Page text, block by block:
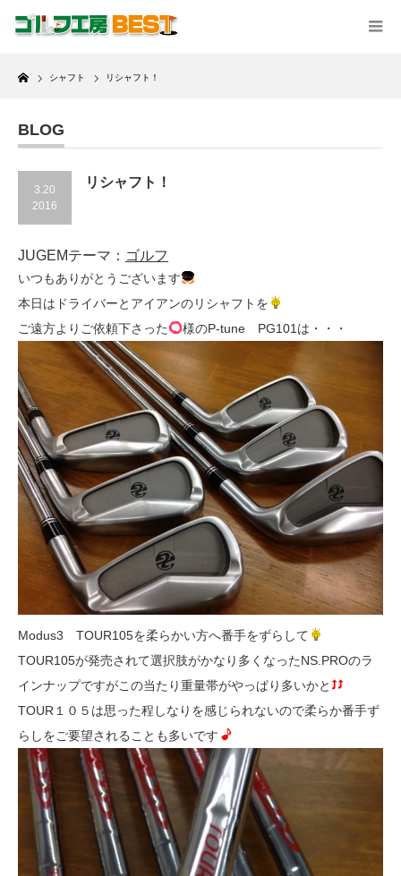
Home
シャフト リシャフト！
BLOG
3.20
2016
リシャフト！
JUGEMテーマ： ゴルフ
いつもありがとうございます
本日はドライバーとアイアンのリシャフトを
ご遠方よりご依頼下さった
様のP-tune PG101は・・・
Modus3 TOUR105を柔らかい方へ番手をずらして
TOUR105が発売されて選択肢がかなり多くなったNS.PROのラ
インナップですがこの当たり重量帯がやっぱり多いかと
TOUR１０５は思った程しなりを感じられないので柔らか番手ず
らしをご要望されることも多いです